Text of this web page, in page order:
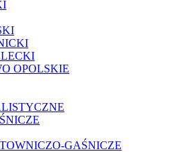
OPOLSKIE
GAŚNICZE